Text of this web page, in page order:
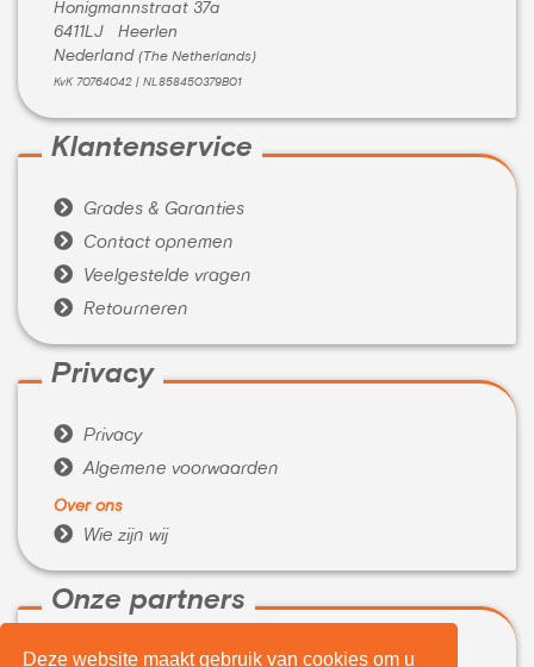
Deze website maakt gebruik van cookies om u
Honigmannstraat 37a
6411LJ Heerlen
Nederland (The Netherlands)
KvK 70764042 | NL858450379B01
Klantenservice
 Grades & Garanties
 Contact opnemen
 Veelgestelde vragen
 Retourneren
Privacy
 Privacy
 Algemene voorwaarden
Over ons
 Wie zijn wij
Onze partners
 WeBuyIt.nl